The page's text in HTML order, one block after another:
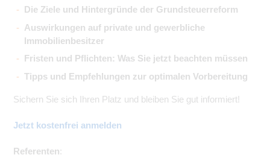
Die Ziele und Hintergründe der Grundsteuerreform
Auswirkungen auf private und gewerbliche
Immobilienbesitzer
Fristen und Pflichten: Was Sie jetzt beachten müssen
Tipps und Empfehlungen zur optimalen Vorbereitung
Sichern Sie sich Ihren Platz und bleiben Sie gut informiert!
Jetzt kostenfrei anmelden
Referenten: